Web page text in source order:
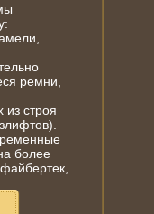
ремни,
строя
более